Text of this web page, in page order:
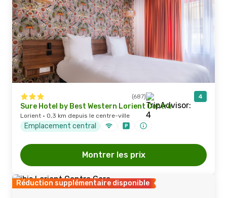
(687) 4
Sure Hotel by Best Western Lorient Centre
Lorient · 0,3 km depuis le centre-ville
Emplacement central
Montrer les prix
Réduction supplémentaire disponible